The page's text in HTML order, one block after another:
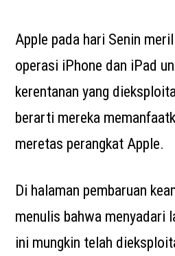
Apple pada hari Senin
operasi iPhone dan iPad
kerentanan yang
berarti mereka
meretas perangkat Apple.
Di halaman pembaruan
menulis bahwa menyadari
ini mungkin telah